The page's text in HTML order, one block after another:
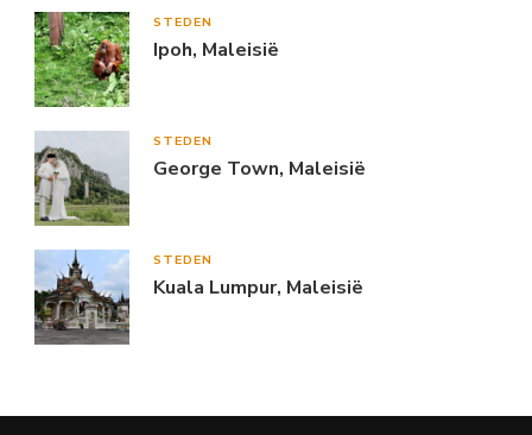
STEDEN
Ipoh, Maleisië
STEDEN
George Town, Maleisië
STEDEN
Kuala Lumpur, Maleisië